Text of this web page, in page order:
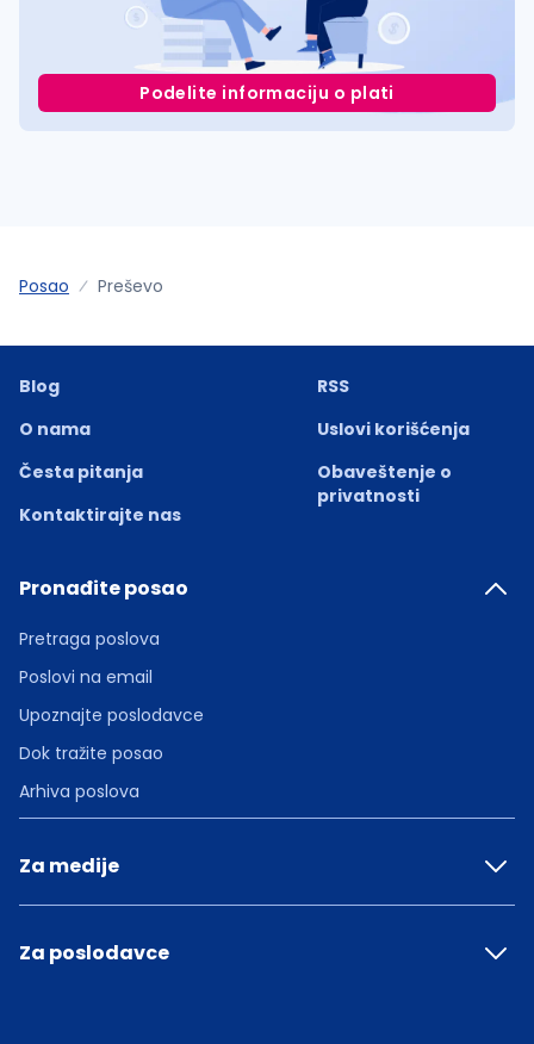
Podelite informaciju o plati
Posao Preševo
Blog
O nama
Česta pitanja
Kontaktirajte nas
RSS
Uslovi korišćenja
Obaveštenje o
privatnosti
Pronađite posao
Pretraga poslova
Poslovi na email
Upoznajte poslodavce
Dok tražite posao
Arhiva poslova
Za medije
Za poslodavce